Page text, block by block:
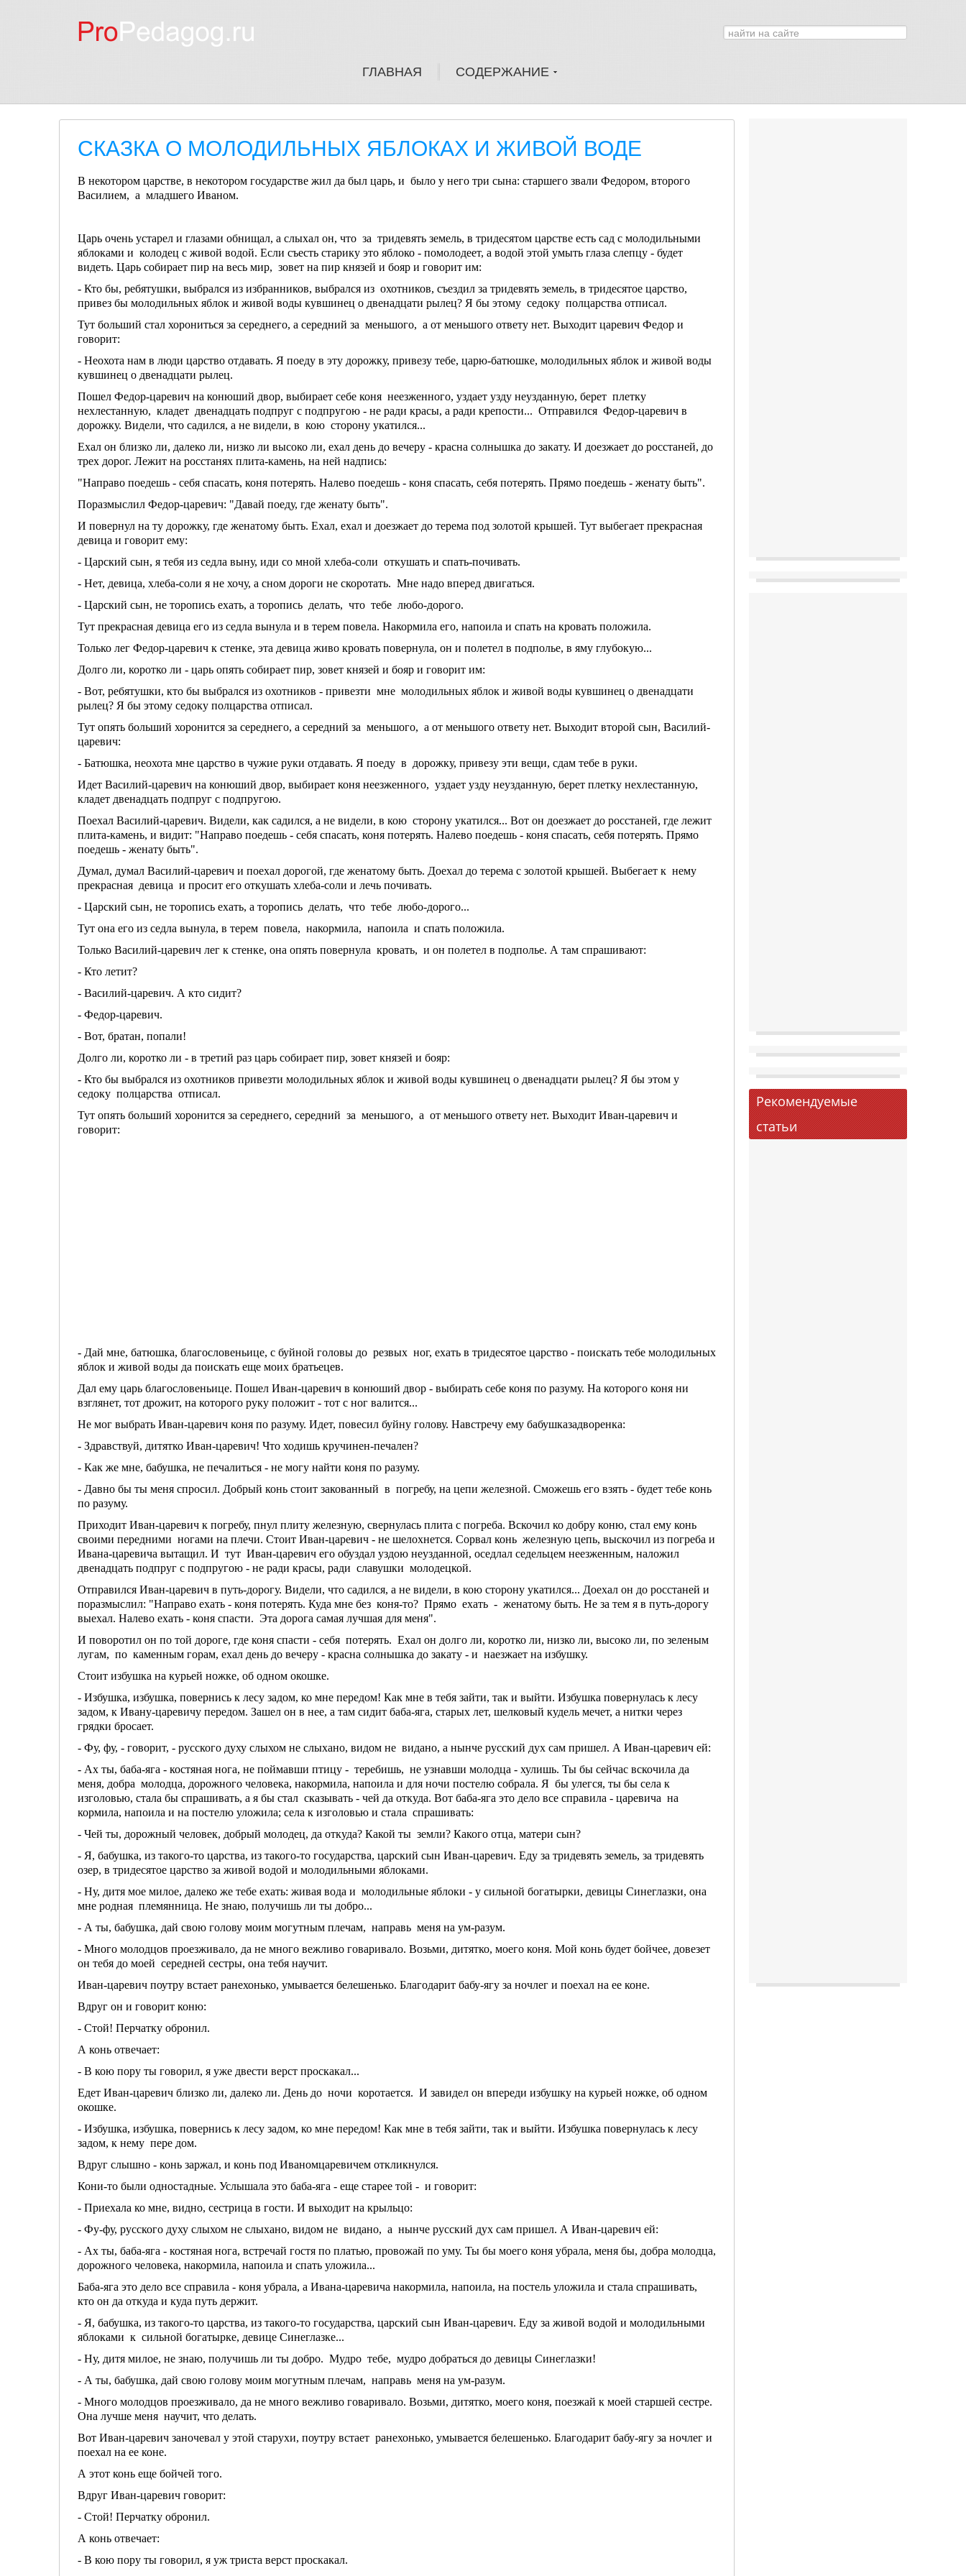
ГЛАВНАЯ СОДЕРЖАНИЕ
СКАЗКА О МОЛОДИЛЬНЫХ ЯБЛОКАХ И ЖИВОЙ ВОДЕ
В некотором царстве, в некотором государстве жил да был царь, и было у него три сына: старшего звали Федором, второго
Василием, а младшего Иваном.
Царь очень устарел и глазами обнищал, а слыхал он, что за тридевять земель, в тридесятом царстве есть сад с молодильными
яблоками и колодец с живой водой. Если съесть старику это яблоко - помолодеет, а водой этой умыть глаза слепцу - будет
видеть. Царь собирает пир на весь мир, зовет на пир князей и бояр и говорит им:
- Кто бы, ребятушки, выбрался из избранников, выбрался из охотников, съездил за тридевять земель, в тридесятое царство,
привез бы молодильных яблок и живой воды кувшинец о двенадцати рылец? Я бы этому седоку полцарства отписал.
Тут больший стал хорониться за середнего, а середний за меньшого, а от меньшого ответу нет. Выходит царевич Федор и
говорит:
- Неохота нам в люди царство отдавать. Я поеду в эту дорожку, привезу тебе, царю-батюшке, молодильных яблок и живой воды
кувшинец о двенадцати рылец.
Пошел Федор-царевич на конюший двор, выбирает себе коня неезженного, уздает узду неузданную, берет плетку
нехлестанную, кладет двенадцать подпруг с подпругою - не ради красы, а ради крепости... Отправился Федор-царевич в
дорожку. Видели, что садился, а не видели, в кою сторону укатился...
Ехал он близко ли, далеко ли, низко ли высоко ли, ехал день до вечеру - красна солнышка до закату. И доезжает до росстаней, до
трех дорог. Лежит на росстанях плита-камень, на ней надпись:
"Направо поедешь - себя спасать, коня потерять. Налево поедешь - коня спасать, себя потерять. Прямо поедешь - женату быть".
Поразмыслил Федор-царевич: "Давай поеду, где женату быть".
И повернул на ту дорожку, где женатому быть. Ехал, ехал и доезжает до терема под золотой крышей. Тут выбегает прекрасная
девица и говорит ему:
- Царский сын, я тебя из седла выну, иди со мной хлеба-соли откушать и спать-почивать.
- Нет, девица, хлеба-соли я не хочу, а сном дороги не скоротать. Мне надо вперед двигаться.
- Царский сын, не торопись ехать, а торопись делать, что тебе любо-дорого.
Тут прекрасная девица его из седла вынула и в терем повела. Накормила его, напоила и спать на кровать положила.
Только лег Федор-царевич к стенке, эта девица живо кровать повернула, он и полетел в подполье, в яму глубокую...
Долго ли, коротко ли - царь опять собирает пир, зовет князей и бояр и говорит им:
- Вот, ребятушки, кто бы выбрался из охотников - привезти мне молодильных яблок и живой воды кувшинец о двенадцати
рылец? Я бы этому седоку полцарства отписал.
Тут опять больший хоронится за середнего, а середний за меньшого, а от меньшого ответу нет. Выходит второй сын, Василий-
царевич:
- Батюшка, неохота мне царство в чужие руки отдавать. Я поеду в дорожку, привезу эти вещи, сдам тебе в руки.
Идет Василий-царевич на конюший двор, выбирает коня неезженного, уздает узду неузданную, берет плетку нехлестанную,
кладет двенадцать подпруг с подпругою.
Поехал Василий-царевич. Видели, как садился, а не видели, в кою сторону укатился... Вот он доезжает до росстаней, где лежит
плита-камень, и видит: "Направо поедешь - себя спасать, коня потерять. Налево поедешь - коня спасать, себя потерять. Прямо
поедешь - женату быть".
Думал, думал Василий-царевич и поехал дорогой, где женатому быть. Доехал до терема с золотой крышей. Выбегает к нему
прекрасная девица и просит его откушать хлеба-соли и лечь почивать.
- Царский сын, не торопись ехать, а торопись делать, что тебе любо-дорого...
Тут она его из седла вынула, в терем повела, накормила, напоила и спать положила.
Только Василий-царевич лег к стенке, она опять повернула кровать, и он полетел в подполье. А там спрашивают:
- Кто летит?
- Василий-царевич. А кто сидит?
- Федор-царевич.
- Вот, братан, попали!
Долго ли, коротко ли - в третий раз царь собирает пир, зовет князей и бояр:
- Кто бы выбрался из охотников привезти молодильных яблок и живой воды кувшинец о двенадцати рылец? Я бы этом у
седоку полцарства отписал.
Тут опять больший хоронится за середнего, середний за меньшого, а от меньшого ответу нет. Выходит Иван-царевич и
говорит:
- Дай мне, батюшка, благословеньице, с буйной головы до резвых ног, ехать в тридесятое царство - поискать тебе молодильных
яблок и живой воды да поискать еще моих братьецев.
Дал ему царь благословеньице. Пошел Иван-царевич в конюший двор - выбирать себе коня по разуму. На которого коня ни
взглянет, тот дрожит, на которого руку положит - тот с ног валится...
Не мог выбрать Иван-царевич коня по разуму. Идет, повесил буйну голову. Навстречу ему бабушказадворенка:
- Здравствуй, дитятко Иван-царевич! Что ходишь кручинен-печален?
- Как же мне, бабушка, не печалиться - не могу найти коня по разуму.
- Давно бы ты меня спросил. Добрый конь стоит закованный в погребу, на цепи железной. Сможешь его взять - будет тебе конь
по разуму.
Приходит Иван-царевич к погребу, пнул плиту железную, свернулась плита с погреба. Вскочил ко добру коню, стал ему конь
своими передними ногами на плечи. Стоит Иван-царевич - не шелохнется. Сорвал конь железную цепь, выскочил из погреба и
Ивана-царевича вытащил. И тут Иван-царевич его обуздал уздою неузданной, оседлал седельцем неезженным, наложил
двенадцать подпруг с подпругою - не ради красы, ради славушки молодецкой.
Отправился Иван-царевич в путь-дорогу. Видели, что садился, а не видели, в кою сторону укатился... Доехал он до росстаней и
поразмыслил: "Направо ехать - коня потерять. Куда мне без коня-то? Прямо ехать - женатому быть. Не за тем я в путь-дорогу
выехал. Налево ехать - коня спасти. Эта дорога самая лучшая для меня".
И поворотил он по той дороге, где коня спасти - себя потерять. Ехал он долго ли, коротко ли, низко ли, высоко ли, по зеленым
лугам, по каменным горам, ехал день до вечеру - красна солнышка до закату - и наезжает на избушку.
Стоит избушка на курьей ножке, об одном окошке.
- Избушка, избушка, повернись к лесу задом, ко мне передом! Как мне в тебя зайти, так и выйти. Избушка повернулась к лесу
задом, к Ивану-царевичу передом. Зашел он в нее, а там сидит баба-яга, старых лет, шелковый кудель мечет, а нитки через
грядки бросает.
- Фу, фу, - говорит, - русского духу слыхом не слыхано, видом не видано, а нынче русский дух сам пришел. А Иван-царевич ей:
- Ах ты, баба-яга - костяная нога, не поймавши птицу - теребишь, не узнавши молодца - хулишь. Ты бы сейчас вскочила да
меня, добра молодца, дорожного человека, накормила, напоила и для ночи постелю собрала. Я бы улегся, ты бы села к
изголовью, стала бы спрашивать, а я бы стал сказывать - чей да откуда. Вот баба-яга это дело все справила - царевича на
кормила, напоила и на постелю уложила; села к изголовью и стала спрашивать:
- Чей ты, дорожный человек, добрый молодец, да откуда? Какой ты земли? Какого отца, матери сын?
- Я, бабушка, из такого-то царства, из такого-то государства, царский сын Иван-царевич. Еду за тридевять земель, за тридевять
озер, в тридесятое царство за живой водой и молодильными яблоками.
- Ну, дитя мое милое, далеко же тебе ехать: живая вода и молодильные яблоки - у сильной богатырки, девицы Синеглазки, она
мне родная племянница. Не знаю, получишь ли ты добро...
- А ты, бабушка, дай свою голову моим могутным плечам, направь меня на ум-разум.
- Много молодцов проезживало, да не много вежливо говаривало. Возьми, дитятко, моего коня. Мой конь будет бойчее, довезет
он тебя до моей середней сестры, она тебя научит.
Иван-царевич поутру встает ранехонько, умывается белешенько. Благодарит бабу-ягу за ночлег и поехал на ее коне.
Вдруг он и говорит коню:
- Стой! Перчатку обронил.
А конь отвечает:
- В кою пору ты говорил, я уже двести верст проскакал...
Едет Иван-царевич близко ли, далеко ли. День до ночи коротается. И завидел он впереди избушку на курьей ножке, об одном
окошке.
- Избушка, избушка, повернись к лесу задом, ко мне передом! Как мне в тебя зайти, так и выйти. Избушка повернулась к лесу
задом, к нему пере дом.
Вдруг слышно - конь заржал, и конь под Иваномцаревичем откликнулся.
Кони-то были одностадные. Услышала это баба-яга - еще старее той - и говорит:
- Приехала ко мне, видно, сестрица в гости. И выходит на крыльцо:
- Фу-фу, русского духу слыхом не слыхано, видом не видано, а нынче русский дух сам пришел. А Иван-царевич ей:
- Ах ты, баба-яга - костяная нога, встречай гостя по платью, провожай по уму. Ты бы моего коня убрала, меня бы, добра молодца,
дорожного человека, накормила, напоила и спать уложила...
Баба-яга это дело все справила - коня убрала, а Ивана-царевича накормила, напоила, на постель уложила и стала спрашивать,
кто он да откуда и куда путь держит.
- Я, бабушка, из такого-то царства, из такого-то государства, царский сын Иван-царевич. Еду за живой водой и молодильными
яблоками к сильной богатырке, девице Синеглазке...
- Ну, дитя милое, не знаю, получишь ли ты добро. Мудро тебе, мудро добраться до девицы Синеглазки!
- А ты, бабушка, дай свою голову моим могутным плечам, направь меня на ум-разум.
- Много молодцов проезживало, да не много вежливо говаривало. Возьми, дитятко, моего коня, поезжай к моей старшей сестре.
Она лучше меня научит, что делать.
Вот Иван-царевич заночевал у этой старухи, поутру встает ранехонько, умывается белешенько. Благодарит бабу-ягу за ночлег и
поехал на ее коне.
А этот конь еще бойчей того.
Вдруг Иван-царевич говорит:
- Стой! Перчатку обронил.
А конь отвечает:
- В кою пору ты говорил, я уж триста верст проскакал.
Рекомендуемые
статьи